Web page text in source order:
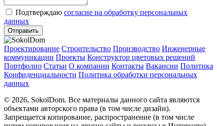
Подтверждаю согласие на обработку персональных
данных
Отправить
Проектирование Строительство Производство Инженерные
коммуникации Проекты Конструктор цветовых решений
Портфолио Статьи О компании Контакты Вакансии Политика
Конфиденциальности Политика обработки персональных
данных
© 2026, SokolDom. Все материалы данного сайта являются
объектами авторского права (в том числе дизайн).
Запрещается копирование, распространение (в том числе